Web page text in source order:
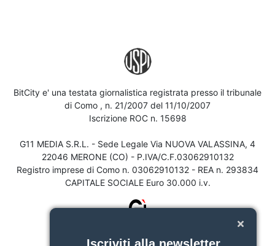
BitCity e' una testata giornalistica registrata presso il tribunale
di Como , n. 21/2007 del 11/10/2007
Iscrizione ROC n. 15698
G11 MEDIA S.R.L. - Sede Legale Via NUOVA VALASSINA, 4
22046 MERONE (CO) - P.IVA/C.F.03062910132
Registro imprese di Como n. 03062910132 - REA n. 293834
CAPITALE SOCIALE Euro 30.000 i.v.